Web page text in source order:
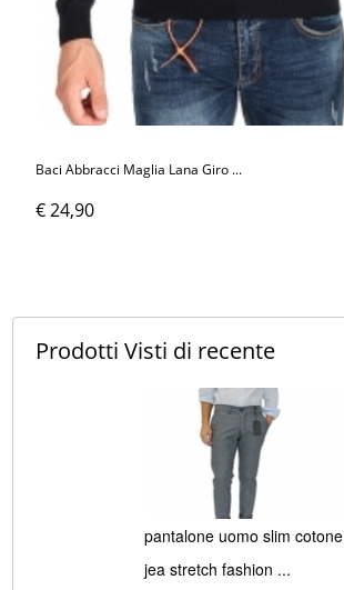
Baci Abbracci Maglia Lana Giro ...
€ 24,90
Prodotti Visti di recente
pantalone uomo slim cotone
jea stretch fashion ...